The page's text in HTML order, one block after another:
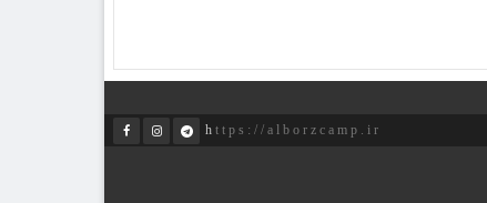
https://alborzcamp.ir